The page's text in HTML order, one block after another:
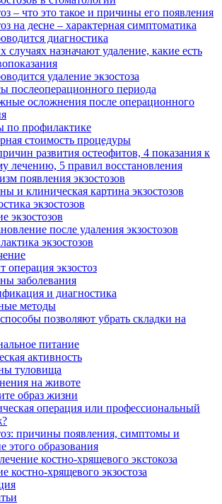
– что это такое и причины его появления
на десне – характерная симптоматика
диагностика
случаях назначают удаление, какие есть
удаление экзостоза
послеоперационного периода
осложнения после операционного
по профилактике
стоимость процедуры
развития остеофитов, 4 показания к
лечению, 5 правил восстановления
появления экзостозов
и клиническая картина экзостозов
экзостозов
экзостозов
после удаления экзостозов
экзостозов
операция экзостоз
заболевания
и диагностика
методы
позволяют убрать складки на
питание
активность
туловища
на животе
образ жизни
операция или профессиональный
причины появления, симптомы и
этого образования
костно-хрящевого экстокоза
костно-хрящевого экзостоза